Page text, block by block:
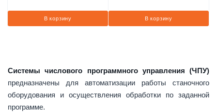
В корзину В корзину
Системы числового программного управления (ЧПУ)
предназначены для автоматизации работы станочного
оборудования и осуществления обработки по заданной
программе.